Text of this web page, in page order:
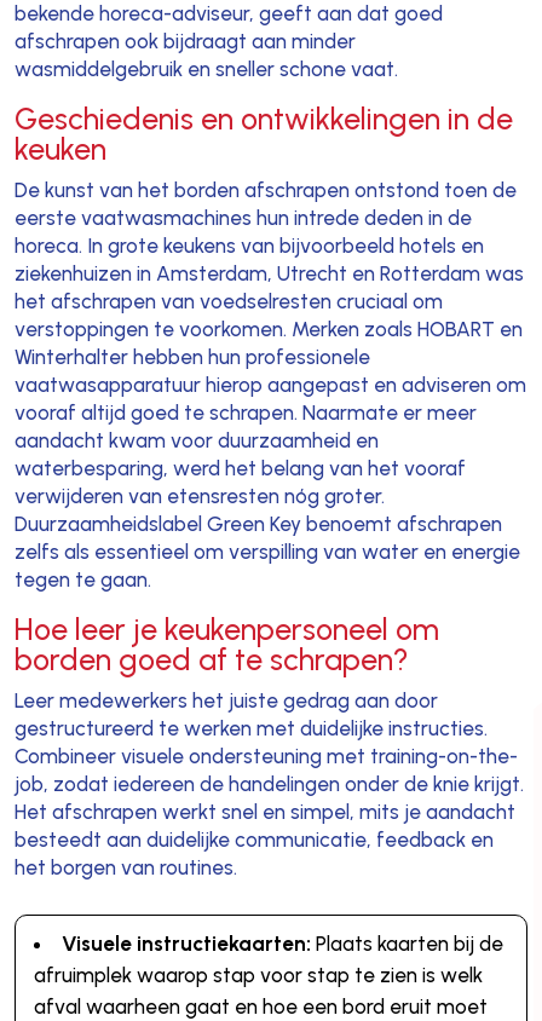
bekende horeca-adviseur, geeft aan dat goed
afschrapen ook bijdraagt aan minder
wasmiddelgebruik en sneller schone vaat.
Geschiedenis en ontwikkelingen in de
keuken
De kunst van het borden afschrapen ontstond toen de
eerste vaatwasmachines hun intrede deden in de
horeca. In grote keukens van bijvoorbeeld hotels en
ziekenhuizen in Amsterdam, Utrecht en Rotterdam was
het afschrapen van voedselresten cruciaal om
verstoppingen te voorkomen. Merken zoals HOBART en
Winterhalter hebben hun professionele
vaatwasapparatuur hierop aangepast en adviseren om
vooraf altijd goed te schrapen. Naarmate er meer
aandacht kwam voor duurzaamheid en
waterbesparing, werd het belang van het vooraf
verwijderen van etensresten nóg groter.
Duurzaamheidslabel Green Key benoemt afschrapen
zelfs als essentieel om verspilling van water en energie
tegen te gaan.
Hoe leer je keukenpersoneel om
borden goed af te schrapen?
Leer medewerkers het juiste gedrag aan door
gestructureerd te werken met duidelijke instructies.
Combineer visuele ondersteuning met training-on-the-
job, zodat iedereen de handelingen onder de knie krijgt.
Het afschrapen werkt snel en simpel, mits je aandacht
besteedt aan duidelijke communicatie, feedback en
het borgen van routines.
Visuele instructiekaarten: Plaats kaarten bij de
afruimplek waarop stap voor stap te zien is welk
afval waarheen gaat en hoe een bord eruit moet